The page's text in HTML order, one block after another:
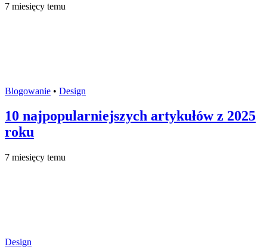
7 miesięcy temu
Blogowanie • Design
10 najpopularniejszych artykułów z 2025
roku
7 miesięcy temu
Design